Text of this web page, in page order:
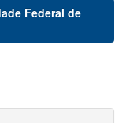
Federal de